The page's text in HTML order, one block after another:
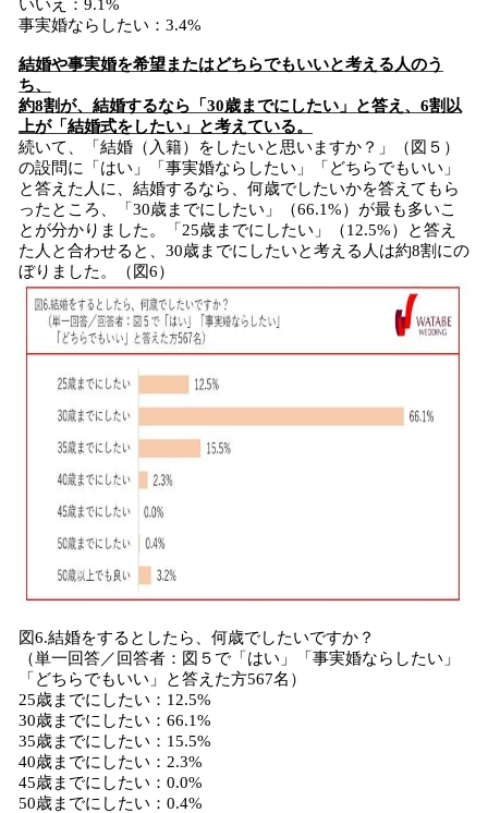
いいえ：9.1%
事実婚ならしたい：3.4%
結婚や事実婚を希望またはどちらでもいいと考える人のう
ち、
約8割が、結婚するなら「30歳までにしたい」と答え、6割以
上が「結婚式をしたい」と考えている。
続いて、「結婚（入籍）をしたいと思いますか？」（図５）
の設問に「はい」「事実婚ならしたい」「どちらでもいい」
と答えた人に、結婚するなら、何歳でしたいかを答えてもら
ったところ、「30歳までにしたい」（66.1%）が最も多いこ
とが分かりました。「25歳までにしたい」（12.5%）と答え
た人と合わせると、30歳までにしたいと考える人は約8割にの
ぼりました。（図6）
図6.結婚をするとしたら、何歳でしたいですか？
（単一回答／回答者：図５で「はい」「事実婚ならしたい」
「どちらでもいい」と答えた方567名）
25歳までにしたい：12.5%
30歳までにしたい：66.1%
35歳までにしたい：15.5%
40歳までにしたい：2.3%
45歳までにしたい：0.0%
50歳までにしたい：0.4%